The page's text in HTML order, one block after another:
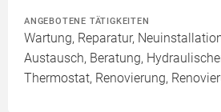
ANGEBOTENE TÄTIGKEITEN
Wartung, Reparatur,
Austausch, Beratung,
Thermostat, Renovierung,